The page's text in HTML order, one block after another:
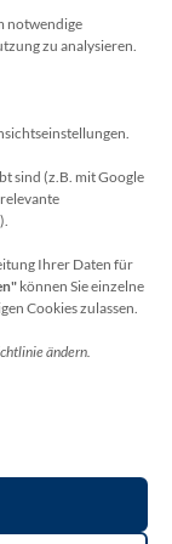
notwendige
zu analysieren.
sind (z.B. mit Google
Ihrer Daten für
können Sie einzelne
Cookies zulassen.
ändern.
kreis.de